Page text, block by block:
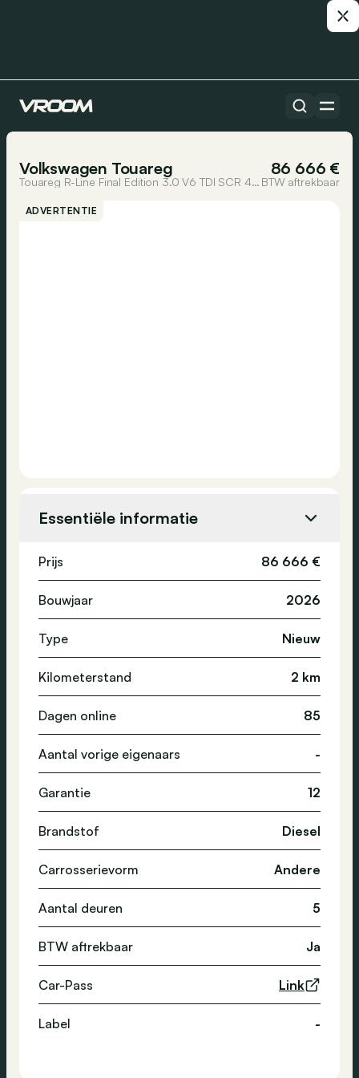
Alle auto’s
Volkswagen Touareg 86 666 €
Touareg R-Line Final Edition 3.0 V6 TDI SCR 4MOTION 210 kW (286 pk) 8 versnellingen Tiptronic BTW aftrekbaar
ADVERTENTIE
Essentiële informatie
Prijs 86 666 €
Bouwjaar 2026
Type Nieuw
Kilometerstand 2 km
Dagen online 85
Aantal vorige eigenaars -
Garantie 12
Brandstof Diesel
Carrosserievorm Andere
Aantal deuren 5
BTW aftrekbaar Ja
Car-Pass Link
Label -